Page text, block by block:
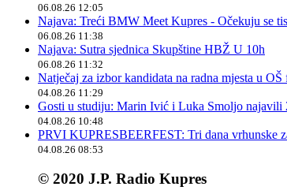
06.08.26 12:05
Najava: Treći BMW Meet Kupres - Očekuju se
06.08.26 11:38
Najava: Sutra sjednica Skupštine HBŽ U 10h
06.08.26 11:32
Natječaj za izbor kandidata na radna mjesta u
04.08.26 11:29
Gosti u studiju: Marin Ivić i Luka Smoljo najavili
04.08.26 10:48
PRVI KUPRESBEERFEST: Tri dana vrhunske
04.08.26 08:53
© 2020 J.P. Radio Kupres